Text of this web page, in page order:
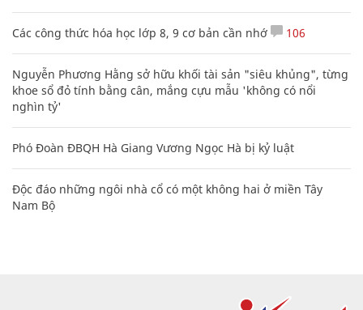
Các công thức hóa học lớp 8, 9 cơ bản cần nhớ 106
Nguyễn Phương Hằng sở hữu khối tài sản "siêu khủng", từng
khoe sổ đỏ tính bằng cân, mắng cựu mẫu 'không có nổi
nghìn tỷ'
Phó Đoàn ĐBQH Hà Giang Vương Ngọc Hà bị kỷ luật
Độc đáo những ngôi nhà cổ có một không hai ở miền Tây
Nam Bộ